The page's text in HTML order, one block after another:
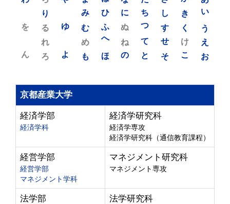
い
う
え
お
き
く
け
こ
し
す
せ
そ
ち
つ
て
と
に
ぬ
ね
の
ひ
ふ
へ
ほ
み
む
め
も
ゆ
よ
り
る
れ
ろ
を
ん
京都産業大学
経済学部
経済学科
経済学研究科
経済学専攻
経済学研究科（通信教育課程）
経営学部
経営学部
マネジメント学科
マネジメント研究科
マネジメント専攻
法学部 法学研究科